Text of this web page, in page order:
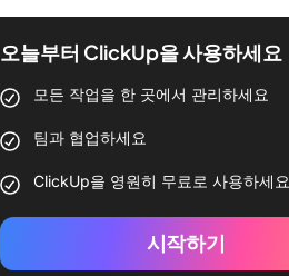
오늘부터 ClickUp을 사용하세요
모든 작업을 한 곳에서 관리하세요
팀과 협업하세요
ClickUp을 영원히 무료로 사용하세요
시작하기